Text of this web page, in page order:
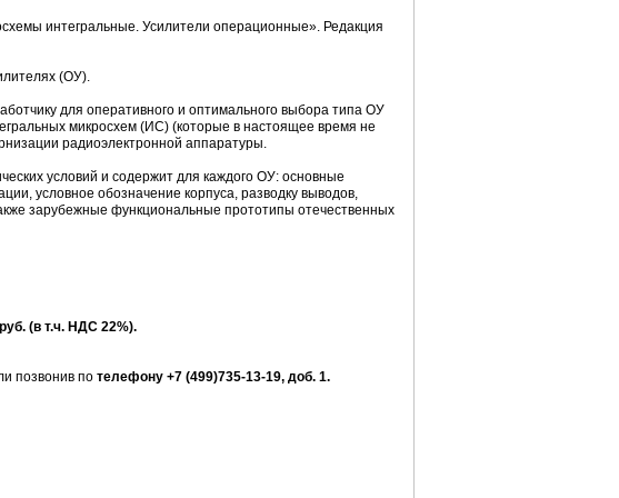
интегральные. Усилители операционные». Редакция
(ОУ).
для оперативного и оптимального выбора типа ОУ
микросхем (ИС) (которые в настоящее время не
радиоэлектронной аппаратуры.
условий и содержит для каждого ОУ: основные
условное обозначение корпуса, разводку выводов,
зарубежные функциональные прототипы отечественных
(в т.ч. НДС 22%).
позвонив по телефону +7 (499)735-13-19, доб. 1.